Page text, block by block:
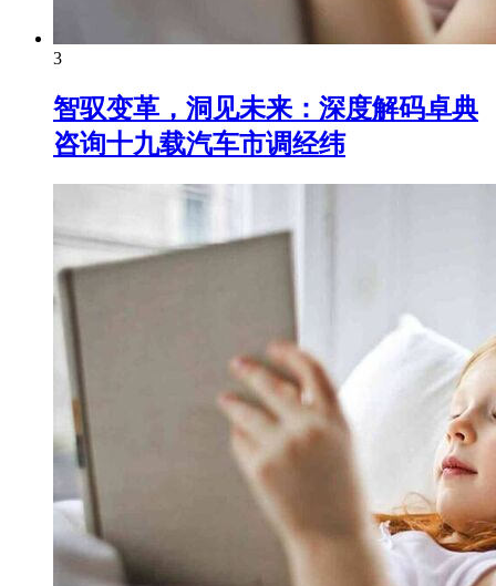
3
智驭变革，洞见未来：深度解码卓典
咨询十九载汽车市调经纬